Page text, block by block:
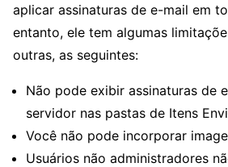
aplicar assinaturas de e-mail em
entanto, ele tem algumas
outras, as seguintes:
Não pode exibir assinaturas de
servidor nas pastas de Itens
Você não pode incorporar
Usuários não administradores